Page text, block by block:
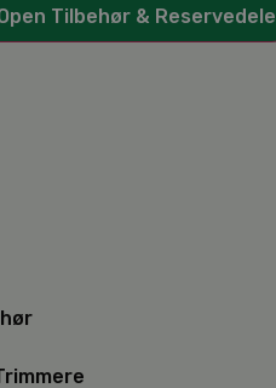
Tilbehør & Reservedele